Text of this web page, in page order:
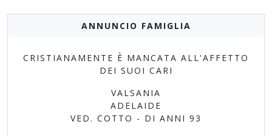
ANNUNCIO FAMIGLIA
CRISTIANAMENTE È MANCATA ALL'AFFETTO
DEI SUOI CARI
VALSANIA
ADELAIDE
VED. COTTO - DI ANNI 93